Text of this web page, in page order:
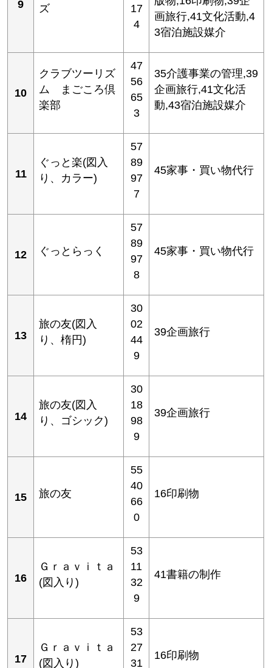
9
ズ
17
4
画旅行,41文化活動,4
3宿泊施設媒介
10
クラブツーリズ
ム まごころ倶
楽部
47
56
65
3
35介護事業の管理,39
企画旅行,41文化活
動,43宿泊施設媒介
11
ぐっと楽(図入
り、カラー)
57
89
97
7
45家事・買い物代行
12 ぐっとらっく
57
89
97
8
45家事・買い物代行
13
旅の友(図入
り、楕円)
30
02
44
9
39企画旅行
14
旅の友(図入
り、ゴシック)
30
18
98
9
39企画旅行
15 旅の友
55
40
66
0
16印刷物
16
Ｇｒａｖｉｔａ
(図入り)
53
11
32
9
41書籍の制作
17
Ｇｒａｖｉｔａ
(図入り)
53
27
31
16印刷物